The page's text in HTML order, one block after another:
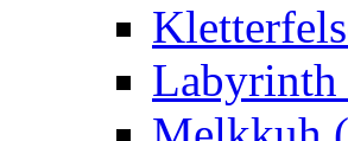
Labyrinth